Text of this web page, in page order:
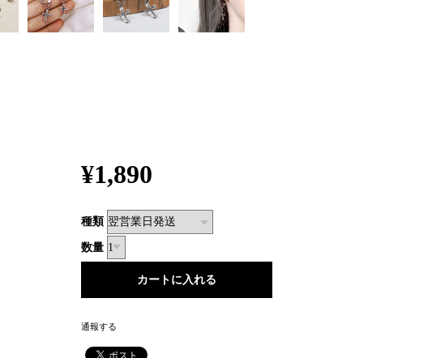
¥1,890
種類
数量
通報する